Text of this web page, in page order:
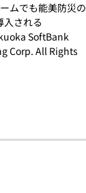
ムでも能美防災の
入される
SoftBank
Corp. All Rights